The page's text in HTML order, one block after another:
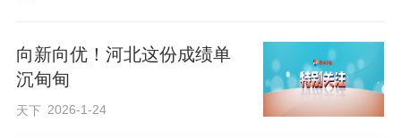
向新向优！河北这份成绩单
沉甸甸
天下 2026-1-24